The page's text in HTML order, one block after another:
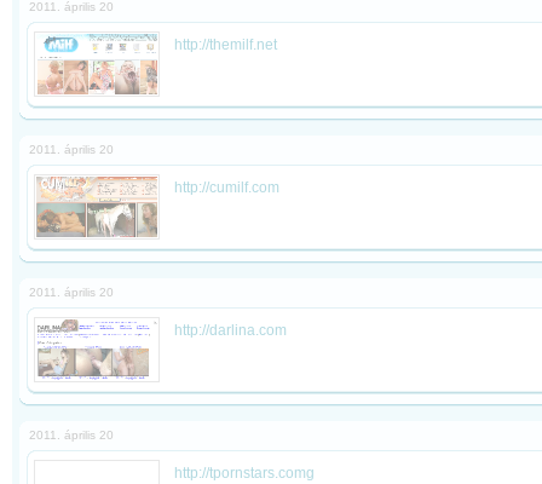
2011. április 20
http://themilf.net
2011. április 20
http://cumilf.com
2011. április 20
http://darlina.com
2011. április 20
http://tpornstars.comg